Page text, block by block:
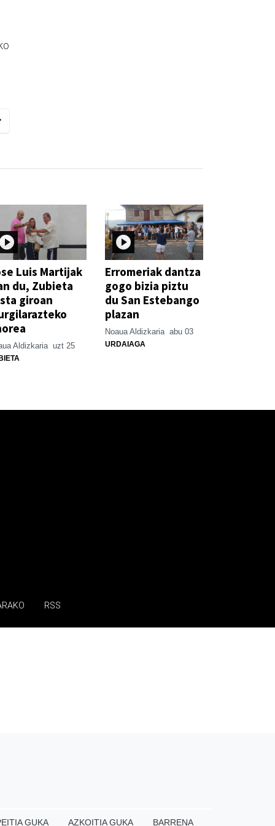
Luis Martijak
du, Zubieta
giroan
Aldizkaria uzt 25
Erromeriak dantza
gogo bizia piztu
du San Estebango
plazan
Noaua Aldizkaria abu 03
URDAIAGA
RSS
GUKA AZKOITIA GUKA BARRENA